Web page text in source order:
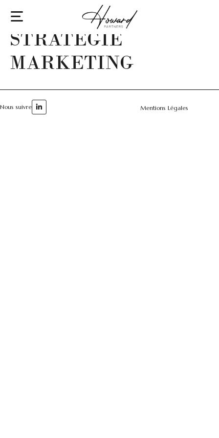
ANALYSE DE LA
STRATÉGIE
MARKETING
Nous suivre Mentions Légales